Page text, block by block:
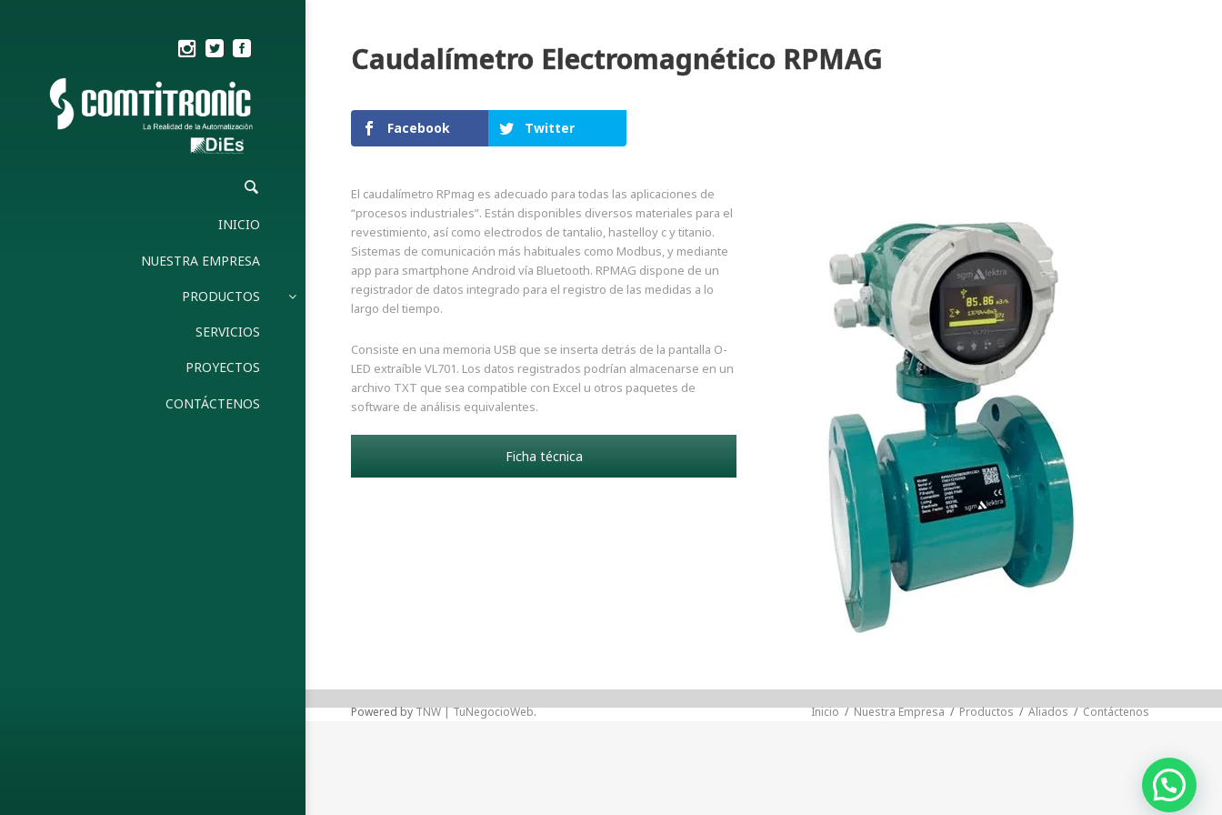
INICIO
NUESTRA EMPRESA
PRODUCTOS
SERVICIOS
PROYECTOS
CONTÁCTENOS
Caudalímetro Electromagnético RPMAG
Facebook Twitter
El caudalímetro RPmag es adecuado para todas las aplicaciones de
“procesos industriales”. Están disponibles diversos materiales para el
revestimiento, así como electrodos de tantalio, hastelloy c y titanio.
Sistemas de comunicación más habituales como Modbus, y mediante
app para smartphone Android vía Bluetooth. RPMAG dispone de un
registrador de datos integrado para el registro de las medidas a lo
largo del tiempo.
Consiste en una memoria USB que se inserta detrás de la pantalla O-
LED extraíble VL701. Los datos registrados podrían almacenarse en un
archivo TXT que sea compatible con Excel u otros paquetes de
software de análisis equivalentes.
Ficha técnica
Powered byTNW | TuNegocioWeb. Inicio/Nuestra Empresa/Productos/Aliados/Contáctenos